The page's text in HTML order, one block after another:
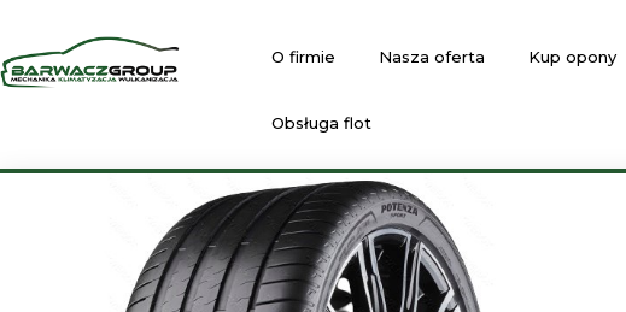
O firmie Nasza oferta Kup opony
Obsługa flot